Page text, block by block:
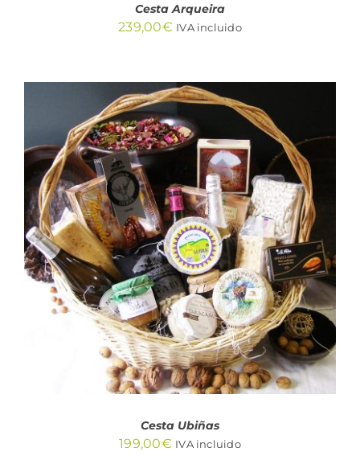
Cesta Arqueira
239,00€ IVA incluido
AÑADIR AL CARRITO
/
DETALLES
Cesta Ubiñas
199,00€ IVA incluido